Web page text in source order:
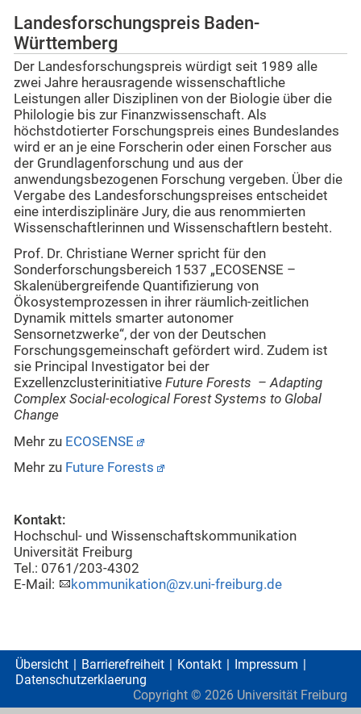
Landesforschungspreis Baden-
Württemberg
Der Landesforschungspreis würdigt seit 1989 alle
zwei Jahre herausragende wissenschaftliche
Leistungen aller Disziplinen von der Biologie über die
Philologie bis zur Finanzwissenschaft. Als
höchstdotierter Forschungspreis eines Bundeslandes
wird er an je eine Forscherin oder einen Forscher aus
der Grundlagenforschung und aus der
anwendungsbezogenen Forschung vergeben. Über die
Vergabe des Landesforschungspreises entscheidet
eine interdisziplinäre Jury, die aus renommierten
Wissenschaftlerinnen und Wissenschaftlern besteht.
Prof. Dr. Christiane Werner spricht für den
Sonderforschungsbereich 1537 „ECOSENSE –
Skalenübergreifende Quantifizierung von
Ökosystemprozessen in ihrer räumlich-zeitlichen
Dynamik mittels smarter autonomer
Sensornetzwerke“, der von der Deutschen
Forschungsgemeinschaft gefördert wird. Zudem ist
sie Principal Investigator bei der
Exzellenzclusterinitiative Future Forests – Adapting
Complex Social-ecological Forest Systems to Global
Change
Mehr zu ECOSENSE
Mehr zu Future Forests
Kontakt:
Hochschul- und Wissenschaftskommunikation
Universität Freiburg
Tel.: 0761/203-4302
E-Mail:
kommunikation@zv.uni-freiburg.de
Übersicht Barrierefreiheit Kontakt
Impressum
Datenschutzerklaerung
Copyright © 2026 Universität Freiburg